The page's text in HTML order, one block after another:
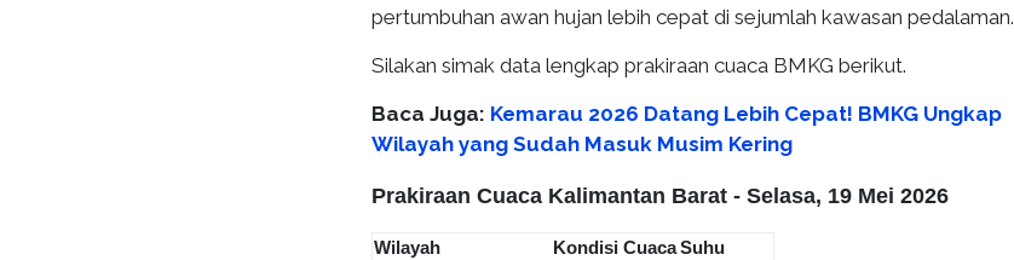
pertumbuhan awan hujan lebih cepat di sejumlah kawasan pedalaman.
Silakan simak data lengkap prakiraan cuaca BMKG berikut.
Baca Juga: Kemarau 2026 Datang Lebih Cepat! BMKG Ungkap
Wilayah yang Sudah Masuk Musim Kering
Prakiraan Cuaca Kalimantan Barat - Selasa, 19 Mei 2026
Wilayah Kondisi CuacaSuhu